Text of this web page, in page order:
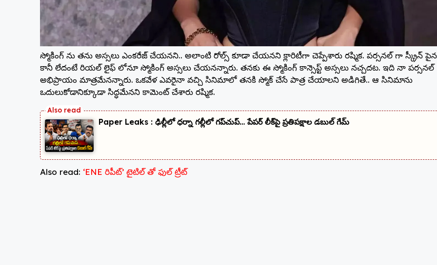
స్మోకింగ్ ను తను అస్సలు ఎంకరేజ్ చేయనని.. అలాంటి రోల్స్ కూడా చేయనని క్లారిటీగా చెప్పేశారు రష్మిక. పర్సనల్ గా స్క్రీన్ పైన
కానీ లేదంటే రియల్ లైఫ్ లోనూ స్మోకింగ్ అస్సలు చేయనన్నారు. తనకు ఈ స్మోకింగ్ కాన్సెప్ట్ అస్సలు నచ్చదట. ఇది నా పర్సనల్
అభిప్రాయం మాత్రమేనన్నారు. ఒకవేళ ఎవరైనా వచ్చి సినిమాలో తనకి స్మోక్ చేసే పాత్ర చేయాలని అడిగితే.. ఆ సినిమాను
ఒదులుకోడానిక్కూడా సిద్ధమేనని కామెంట్ చేశారు రష్మిక.
Paper Leaks : ఢిల్లీలో ధర్నా గల్లీలో గప్‌చుప్… పేపర్ లీక్‌పై ప్రతిపక్షాల డబుల్ గేమ్
Also read: ‘ENE రిపీట్’ టైటిల్ తో ఫుల్ ట్రీట్